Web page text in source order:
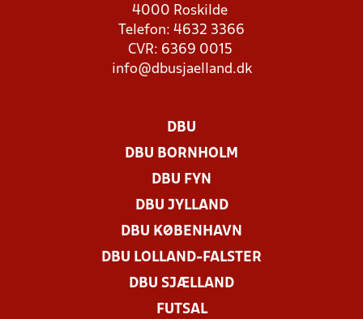
4000 Roskilde
Telefon: 4632 3366
CVR: 6369 0015
info@dbusjaelland.dk
DBU
DBU BORNHOLM
DBU FYN
DBU JYLLAND
DBU KØBENHAVN
DBU LOLLAND-FALSTER
DBU SJÆLLAND
FUTSAL